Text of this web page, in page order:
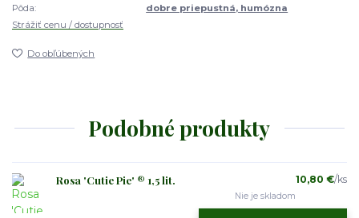
Pôda:
dobre priepustná, humózna
Strážiť cenu / dostupnosť
Do obľúbených
Podobné produkty
Rosa 'Cutie Pie' ® 1,5 lit. 10,80 €/ks
Nie je skladom